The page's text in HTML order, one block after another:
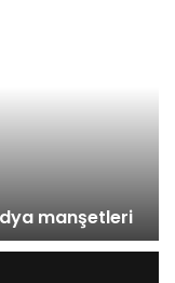
manşetleri